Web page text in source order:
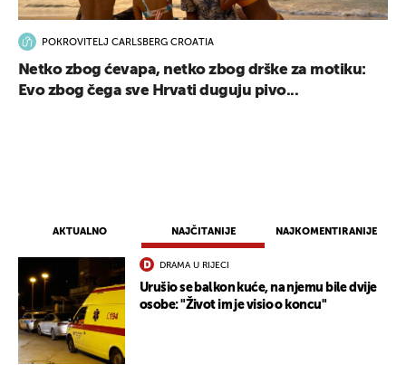
AKTUALNO NAJČITANIJE NAJKOMENTIRANIJE
DRAMA U RIJECI
Urušio se balkon kuće, na njemu bile dvije
osobe: "Život im je visio o koncu"
POKROVITELJ CARLSBERG CROATIA
Netko zbog ćevapa, netko zbog drške za motiku:
Evo zbog čega sve Hrvati duguju pivo...